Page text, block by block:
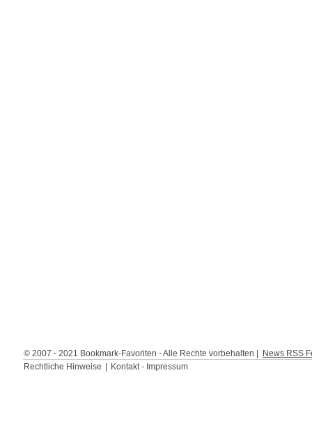
© 2007 - 2021 Bookmark-Favoriten - Alle Rechte vorbehalten |
News RSS
Rechtliche Hinweise
Kontakt - Impressum